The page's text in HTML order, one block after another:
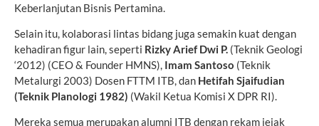
Keberlanjutan Bisnis Pertamina.
Selain itu, kolaborasi lintas bidang juga semakin kuat dengan
kehadiran figur lain, seperti Rizky Arief Dwi P. (Teknik Geologi
‘2012) (CEO & Founder HMNS), Imam Santoso (Teknik
Metalurgi 2003) Dosen FTTM ITB, dan Hetifah Sjaifudian
(Teknik Planologi 1982) (Wakil Ketua Komisi X DPR RI).
Mereka semua merupakan alumni ITB dengan rekam jejak